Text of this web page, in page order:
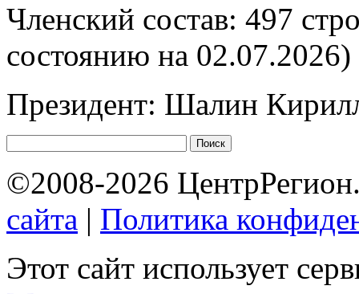
Членский состав: 497
состоянию на 02.07.2026)
Президент: Шалин
©2008-2026
сайта | Политика
Этот сайт использует